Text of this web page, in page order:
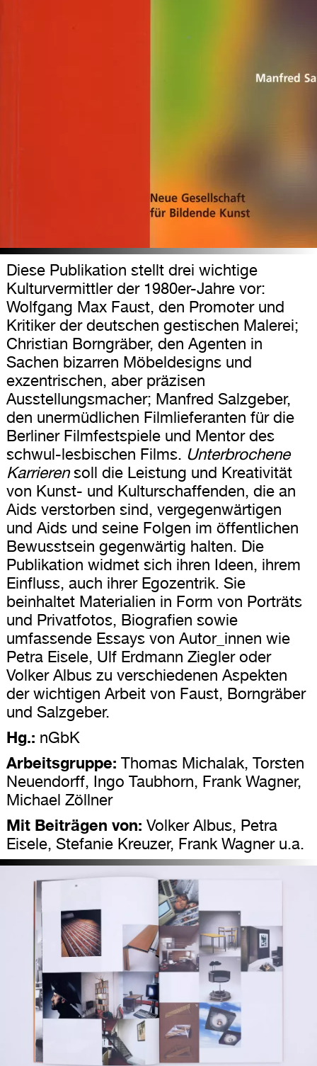
Diese Publikation stellt drei wichtige
Kulturvermittler der 1980er-Jahre vor:
Wolfgang Max Faust, den Promoter und
Kritiker der deutschen gestischen Malerei;
Christian Borngräber, den Agenten in
Sachen bizarren Möbeldesigns und
exzentrischen, aber präzisen
Ausstellungsmacher; Manfred Salzgeber,
den unermüdlichen Filmlieferanten für die
Berliner Filmfestspiele und Mentor des
schwul-lesbischen Films. Unterbrochene
Karrierensoll die Leistung und Kreativität
von Kunst- und Kulturschaffenden, die an
Aids verstorben sind, vergegenwärtigen
und Aids und seine Folgen im öffentlichen
Bewusstsein gegenwärtig halten. Die
Publikation widmet sich ihren Ideen, ihrem
Einfluss, auch ihrer Egozentrik. Sie
beinhaltet Materialien in Form von Porträts
und Privatfotos, Biografien sowie
umfassende Essays von Autor_innen wie
Petra Eisele, Ulf Erdmann Ziegler oder
Volker Albus zu verschiedenen Aspekten
der wichtigen Arbeit von Faust, Borngräber
und Salzgeber.
Hg.: nGbK
Arbeitsgruppe: Thomas Michalak, Torsten
Neuendorff, Ingo Taubhorn, Frank Wagner,
Michael Zöllner
Mit Beiträgen von: Volker Albus, Petra
Eisele, Stefanie Kreuzer, Frank Wagner u.a.